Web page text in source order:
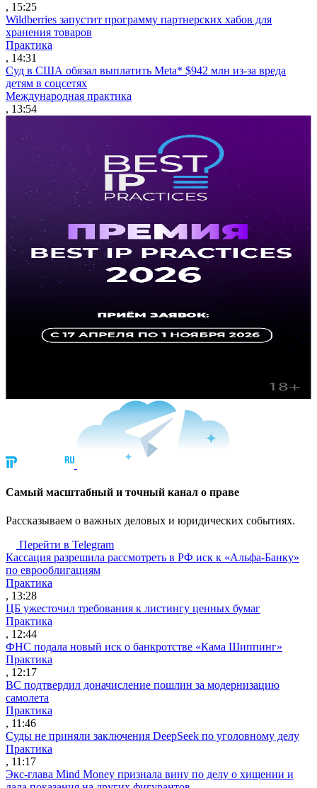
, 15:25
Wildberries запустит программу партнерских хабов для
хранения товаров
Практика
, 14:31
Суд в США обязал выплатить Meta* $942 млн из-за вреда
детям в соцсетях
Международная практика
, 13:54
Cамый масштабный и точный канал о праве
Рассказываем о важных деловых и юридических событиях.
Перейти в Telegram
Кассация разрешила рассмотреть в РФ иск к «Альфа-Банку»
по еврооблигациям
Практика
, 13:28
ЦБ ужесточил требования к листингу ценных бумаг
Практика
, 12:44
ФНС подала новый иск о банкротстве «Кама Шиппинг»
Практика
, 12:17
ВС подтвердил доначисление пошлин за модернизацию
самолета
Практика
, 11:46
Суды не приняли заключения DeepSeek по уголовному делу
Практика
, 11:17
Экс-глава Mind Money признала вину по делу о хищении и